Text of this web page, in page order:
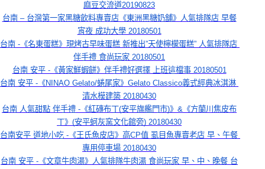
麻豆交流道20190823
台南 – 台灣第一家黑糖飲料專賣店《東洲黑糖奶舖》人氣排隊店 早餐
宵夜 成功大學 20180501
台南 -《名東蛋糕》現烤古早味蛋糕 新推出”天使檸檬蛋糕” 人氣排隊店
伴手禮 食尚玩家 20180501
台南 安平 -《黃家鮮蝦餅》伴手禮好選擇 上班這檔事 20180501
台南 安平 -《NINAO Gelato/蜷尾家》Gelato Classico義式經典冰淇淋
清水模建築 20180430
台南 人氣甜點 伴手禮 -《紅磚布丁(安平旗艦門市)》&《方蘭川焦皮布
丁》(安平蚵灰窯文化館旁) 20180430
台南安平 道地小吃 -《王氏魚皮店》高CP值 虱目魚專賣老店 早、午餐
專用停車場 20180430
台南 安平 -《文章牛肉湯》人氣排隊牛肉湯 食尚玩家 早、中、晚餐 台